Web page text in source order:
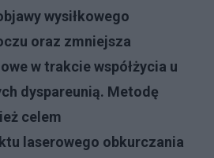
wysiłkowego
oraz zmniejsza
w trakcie współżycia u
dyspareunią. Metodę
celem
laserowego obkurczania